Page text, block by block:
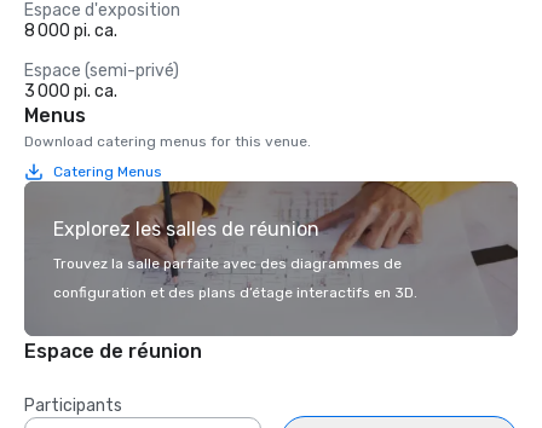
Espace d'exposition
8 000 pi. ca.
Espace (semi-privé)
3 000 pi. ca.
Menus
Download catering menus for this venue.
Catering Menus
Explorez les salles de réunion
Trouvez la salle parfaite avec des diagrammes de
configuration et des plans d’étage interactifs en 3D.
Espace de réunion
Participants